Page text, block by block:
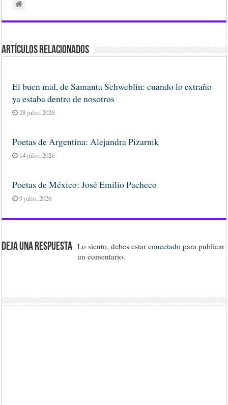
Artículos Relacionados
El buen mal, de Samanta Schweblin: cuando lo extraño
ya estaba dentro de nosotros
28 julio, 2026
Poetas de Argentina: Alejandra Pizarnik
14 julio, 2026
Poetas de México: José Emilio Pacheco
9 julio, 2026
Deja una respuesta Lo siento, debes estarconectado para publicar
un comentario.